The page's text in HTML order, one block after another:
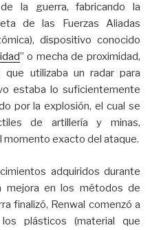
la guerra, fabricando la
de las Fuerzas Aliadas
dispositivo conocido
” o mecha de proximidad,
que utilizaba un radar para
estaba lo suficientemente
por la explosión, el cual se
de artillería y minas,
momento exacto del ataque.
adquiridos durante
mejora en los métodos de
finalizó, Renwal comenzó a
plásticos (material que